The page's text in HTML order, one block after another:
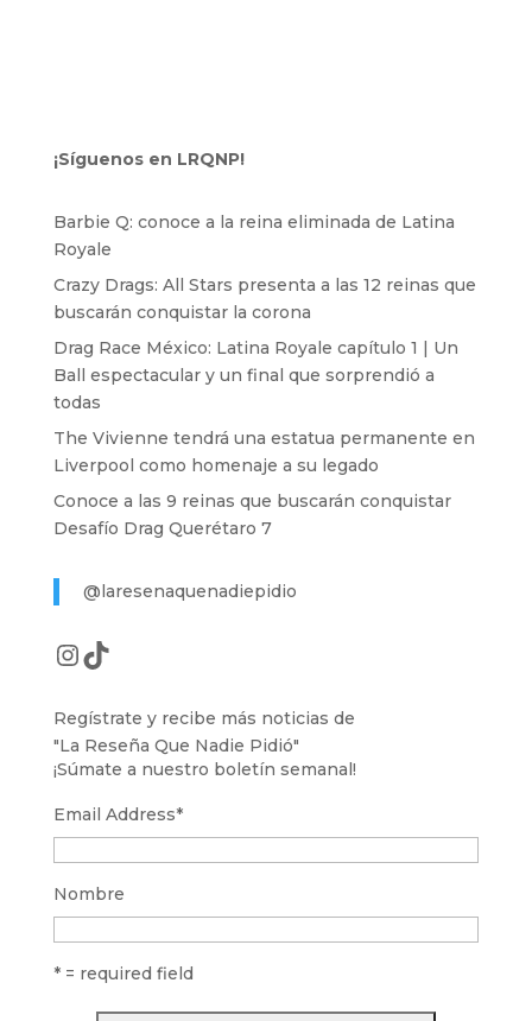
¡Síguenos en LRQNP!
Barbie Q: conoce a la reina eliminada de Latina
Royale
Crazy Drags: All Stars presenta a las 12 reinas que
buscarán conquistar la corona
Drag Race México: Latina Royale capítulo 1 | Un
Ball espectacular y un final que sorprendió a
todas
The Vivienne tendrá una estatua permanente en
Liverpool como homenaje a su legado
Conoce a las 9 reinas que buscarán conquistar
Desafío Drag Querétaro 7
@laresenaquenadiepidio
Instagram
TikTok
Regístrate y recibe más noticias de
"La Reseña Que Nadie Pidió"
¡Súmate a nuestro boletín semanal!
Email Address*
Nombre
* = required field